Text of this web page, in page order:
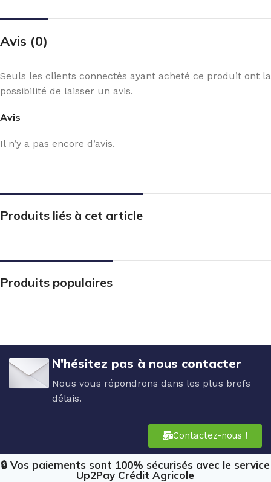
Avis (0)
Avis
Il n’y a pas encore d’avis.
Seuls les clients connectés ayant acheté ce produit ont la
possibilité de laisser un avis.
Produits liés à cet article
Produits populaires
N'hésitez pas à nous contacter
Nous vous répondrons dans les plus brefs
délais.
Contactez-nous !
🔒 Vos paiements sont 100% sécurisés avec le service
Up2Pay Crédit Agricole